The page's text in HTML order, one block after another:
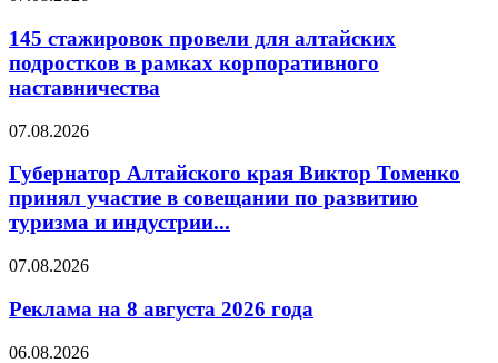
145 стажировок провели для алтайских
подростков в рамках корпоративного
наставничества
07.08.2026
Губернатор Алтайского края Виктор Томенко
принял участие в совещании по развитию
туризма и индустрии...
07.08.2026
Реклама на 8 августа 2026 года
06.08.2026